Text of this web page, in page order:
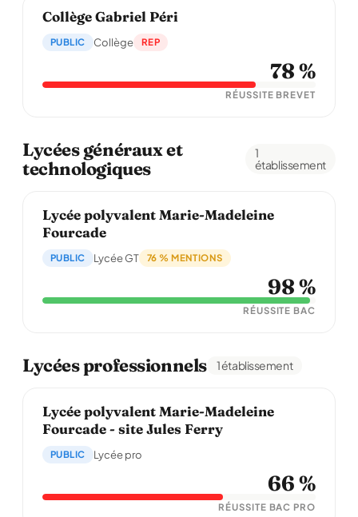
Collège Gabriel Péri
PUBLIC Collège REP
78 %
RÉUSSITE BREVET
Lycées généraux et
technologiques
1
établissement
Lycée polyvalent Marie-Madeleine
Fourcade
PUBLIC Lycée GT 76 % MENTIONS
98 %
RÉUSSITE BAC
Lycées professionnels 1 établissement
Lycée polyvalent Marie-Madeleine
Fourcade - site Jules Ferry
PUBLIC Lycée pro
66 %
RÉUSSITE BAC PRO